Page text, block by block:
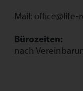
Mail: office@life-
Bürozeiten:
nach